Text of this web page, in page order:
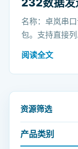
名称：卓岚串
包。支持直接列
阅读全文
资源筛选
产品类别